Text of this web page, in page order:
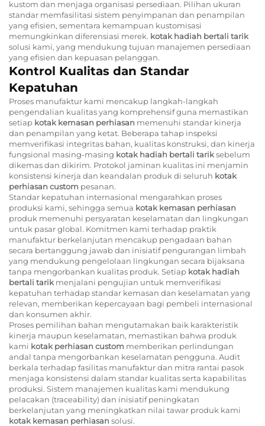
kustom dan menjaga organisasi persediaan. Pilihan ukuran
standar memfasilitasi sistem penyimpanan dan penampilan
yang efisien, sementara kemampuan kustomisasi
memungkinkan diferensiasi merek. kotak hadiah bertali tarik
solusi kami, yang mendukung tujuan manajemen persediaan
yang efisien dan kepuasan pelanggan.
Kontrol Kualitas dan Standar
Kepatuhan
Proses manufaktur kami mencakup langkah-langkah
pengendalian kualitas yang komprehensif guna memastikan
setiap kotak kemasan perhiasan memenuhi standar kinerja
dan penampilan yang ketat. Beberapa tahap inspeksi
memverifikasi integritas bahan, kualitas konstruksi, dan kinerja
fungsional masing-masing kotak hadiah bertali tariksebelum
dikemas dan dikirim. Protokol jaminan kualitas ini menjamin
konsistensi kinerja dan keandalan produk di seluruh kotak
perhiasan custom pesanan.
Standar kepatuhan internasional mengarahkan proses
produksi kami, sehingga semua kotak kemasan perhiasan
produk memenuhi persyaratan keselamatan dan lingkungan
untuk pasar global. Komitmen kami terhadap praktik
manufaktur berkelanjutan mencakup pengadaan bahan
secara bertanggung jawab dan inisiatif pengurangan limbah
yang mendukung pengelolaan lingkungan secara bijaksana
tanpa mengorbankan kualitas produk. Setiap kotak hadiah
bertali tarik menjalani pengujian untuk memverifikasi
kepatuhan terhadap standar kemasan dan keselamatan yang
relevan, memberikan kepercayaan bagi pembeli internasional
dan konsumen akhir.
Proses pemilihan bahan mengutamakan baik karakteristik
kinerja maupun keselamatan, memastikan bahwa produk
kami kotak perhiasan custom memberikan perlindungan
andal tanpa mengorbankan keselamatan pengguna. Audit
berkala terhadap fasilitas manufaktur dan mitra rantai pasok
menjaga konsistensi dalam standar kualitas serta kapabilitas
produksi. Sistem manajemen kualitas kami mendukung
pelacakan (traceability) dan inisiatif peningkatan
berkelanjutan yang meningkatkan nilai tawar produk kami
kotak kemasan perhiasan solusi.